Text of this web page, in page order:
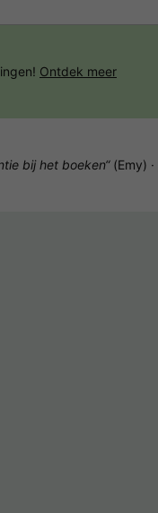
Ontdek meer
bij het boeken“(Emy) ·